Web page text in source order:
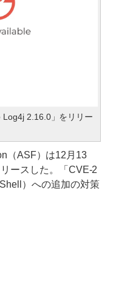
2.16.0」をリリー
（ASF）は12月13
ースした。「CVE-2
）への追加の対策